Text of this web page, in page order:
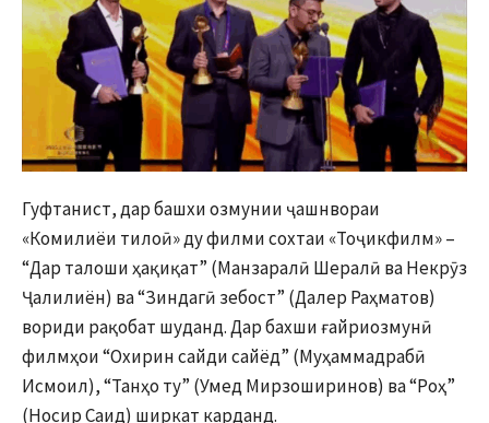
Гуфтанист, дар башхи озмунии ҷашнвораи
«Комилиёи тилоӣ» ду филми сохтаи «Тоҷикфилм» –
“Дар талоши ҳақиқат” (Манзаралӣ Шералӣ ва Некрӯз
Ҷалилиён) ва “Зиндагӣ зебост” (Далер Раҳматов)
вориди рақобат шуданд. Дар бахши ғайриозмунӣ
филмҳои “Охирин сайди сайёд” (Муҳаммадрабӣ
Исмоил), “Танҳо ту” (Умед Мирзоширинов) ва “Роҳ”
(Носир Саид) ширкат карданд.